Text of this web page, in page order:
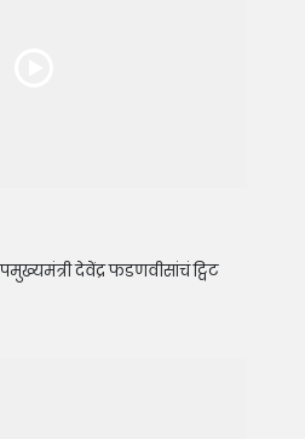
देवेंद्र फडणवीसांचं ट्विट